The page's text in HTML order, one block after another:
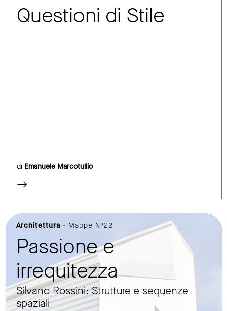
Questioni di Stile
di Emanuele Marcotullio
Architettura - Mappe N°22
Passione e
irrequitezza
Silvano Rossini: Strutture e sequenze
spaziali